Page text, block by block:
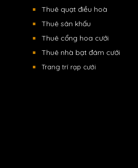
Thuê quạt điều hoà
Thuê sân khấu
Thuê cổng hoa cưới
Thuê nhà bạt đám cưới
Trang trí rạp cưới